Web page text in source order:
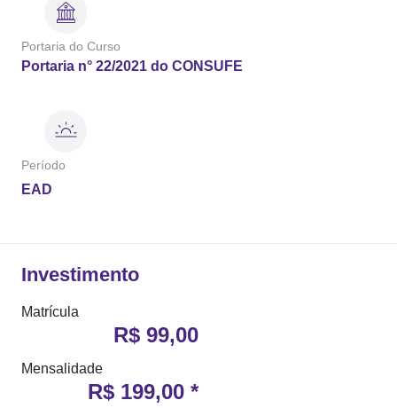
Portaria do Curso
Portaria n° 22/2021 do CONSUFE
Período
EAD
Investimento
Matrícula
R$ 99,00
Mensalidade
R$ 199,00 *